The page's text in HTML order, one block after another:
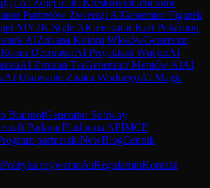
AI Zdjęcie do KreskówkiGenerator
Portretów Zwierząt AIGenerator Figurek
AIY2K Style AIGenerator Kart Pokémon
AIZmiana Koloru WłosówGenerator
DecoratorAI Projektant WnętrzAI
AI Zmiana TłaGenerator Memów AIAI
AI Usuwanie Znaku WodnegoAI Magic
BrainrotGenerator Subway
ParkourPlatforma APIMCP
partnerskiNewBlogCennik
Polityka prywatnościRegulaminKontakt